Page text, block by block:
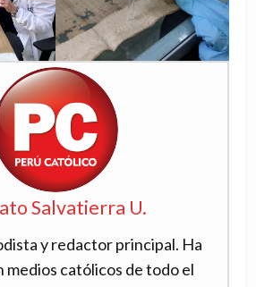
Salvatierra U.
y redactor principal. Ha
medios católicos de todo el